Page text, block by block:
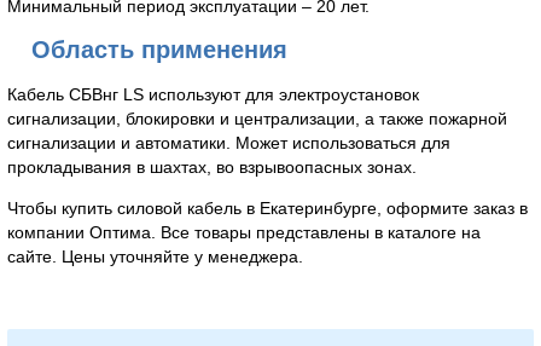
Минимальный период эксплуатации – 20 лет.
Область применения
Кабель СБВнг LS используют для электроустановок
сигнализации, блокировки и централизации, а также пожарной
сигнализации и автоматики. Может использоваться для
прокладывания в шахтах, во взрывоопасных зонах.
Чтобы купить силовой кабель в Екатеринбурге, оформите заказ в
компании Оптима. Все товары представлены в каталоге на
сайте. Цены уточняйте у менеджера.